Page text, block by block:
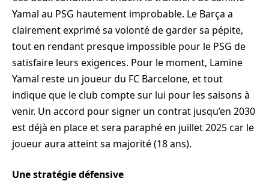
Yamal au PSG hautement improbable. Le Barça a
clairement exprimé sa volonté de garder sa pépite,
tout en rendant presque impossible pour le PSG de
satisfaire leurs exigences. Pour le moment, Lamine
Yamal reste un joueur du FC Barcelone, et tout
indique que le club compte sur lui pour les saisons à
venir. Un accord pour signer un contrat jusqu’en 2030
est déjà en place et sera paraphé en juillet 2025 car le
joueur aura atteint sa majorité (18 ans).
Une stratégie défensive